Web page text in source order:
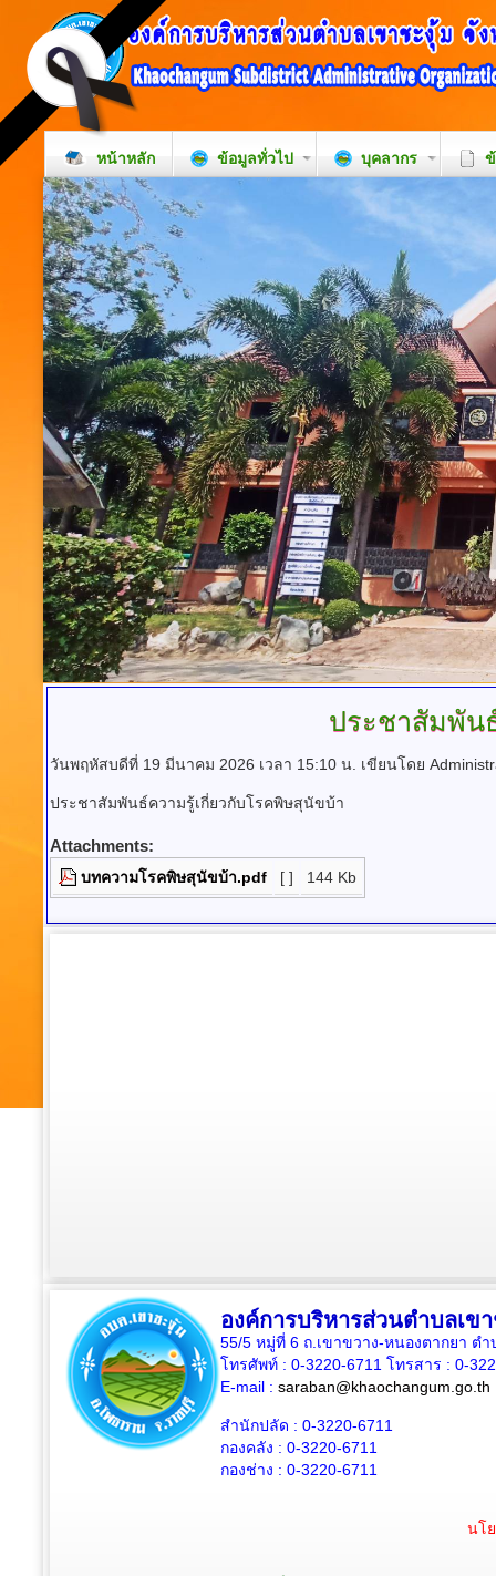
หน้าหลัก ข้อมูลทั่วไป บุคลากร
ประชาสัมพัน
วันพฤหัสบดีที่ 19 มีนาคม 2026 เวลา 15:10 น. เขียนโดย
ประชาสัมพันธ์ความรู้เกี่ยวกับโรคพิษสุนัขบ้า
Attachments:
บทความโรคพิษสุนัขบ้า.pdf [ ] 144 Kb
องค์การบริหารส่วนตำบลเข
55/5 หมู่ที่ 6 ถ.เขาขวาง-หนองตากยา ต
โทรศัพท์ : 0-3220-6711 โทรสาร : 0-
E-mail : saraban@khaochangum.go.th
สำนักปลัด : 0-3220-6711
กองคลัง : 0-3220-6711
กองช่าง : 0-3220-6711
นโ